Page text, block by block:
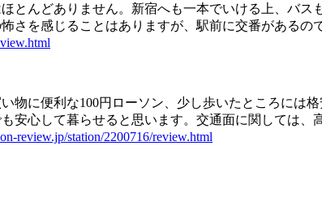
とんどありません。新宿へも一本でいける上、バ
さを感じることはありますが、駅前に交番があるの
物に便利な100円ローソン、少し歩いたところには
安心して暮らせると思います。交通面に関しては、
station/2200716/review.html